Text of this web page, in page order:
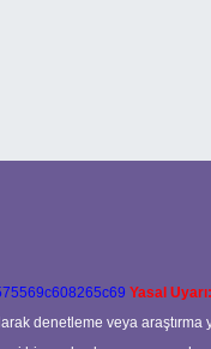
Yasal Uyarı:
denetleme veya